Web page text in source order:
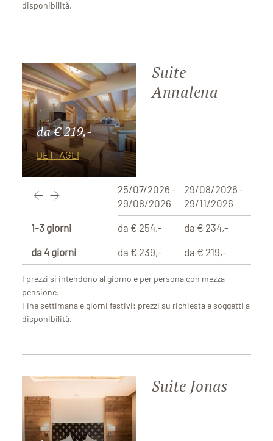
disponibilità.
da € 219,-
DETTAGLI
Suite
Annalena
25/07/2026 -
29/08/2026
29/08/2026 -
29/11/2026
1-3 giorni
da 4 giorni
da € 254,-
da € 239,-
da € 234,-
da € 219,-
I prezzi si intendono al giorno e per persona con mezza
pensione.
Fine settimana e giorni festivi: prezzi su richiesta e soggetti a
disponibilità.
Suite Jonas